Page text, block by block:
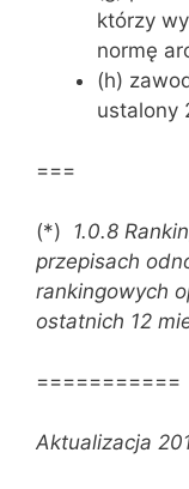
którzy
normę
(h)
ustalony
===
(*) 1.0.8
przepisach
rankingowych
ostatnich 12
===========
Aktualizacja